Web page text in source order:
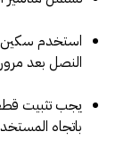
استخدم سكين
النصل بعد
يجب تثبيت
باتجاه